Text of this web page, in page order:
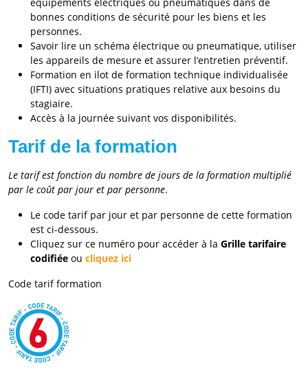
bonnes conditions de sécurité pour les biens et les
personnes.
Savoir lire un schéma électrique ou pneumatique, utiliser
les appareils de mesure et assurer l’entretien préventif.
Formation en ilot de formation technique individualisée
(IFTI) avec situations pratiques relative aux besoins du
stagiaire.
Accès à la journée suivant vos disponibilités.
Tarif de la formation
Le tarif est fonction du nombre de jours de la formation multiplié
par le coût par jour et par personne.
Le code tarif par jour et par personne de cette formation
est ci-dessous.
Cliquez sur ce numéro pour accéder à la Grille tarifaire
codifiée ou cliquez ici
Code tarif formation